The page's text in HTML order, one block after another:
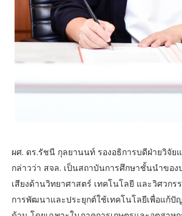
ผศ. ดร.รัชนี กุลยานนท์ รองอธิการบดีฝ่ายวิจัย
กล่าวว่า สจล. เป็นสถาบันการศึกษาชั้นนำของ
เสียงด้านวิทยาศาสตร์ เทคโนโลยี และวิศวกร
การพัฒนาและประยุกต์ใช้เทคโนโลยีเพื่อแก้ปั